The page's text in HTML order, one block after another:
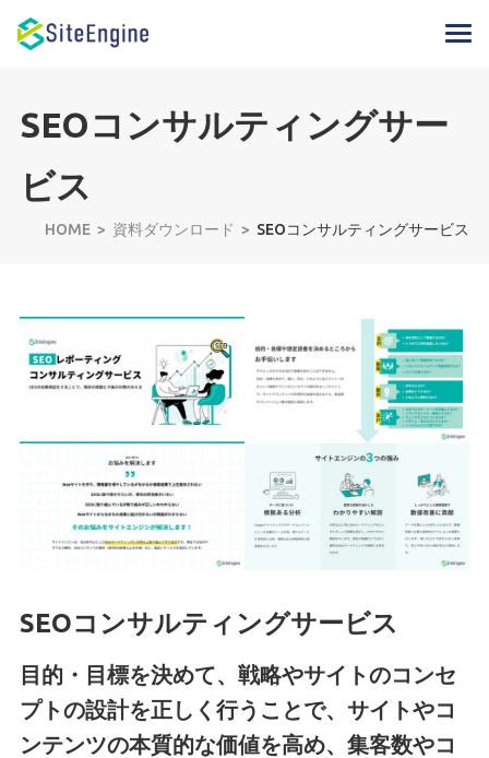
SEOコンサルティングサー
ビス
HOME 資料ダウンロード SEOコンサルティングサービス
SEOコンサルティングサービス
目的・目標を決めて、戦略やサイトのコンセ
プトの設計を正しく行うことで、サイトやコ
ンテンツの本質的な価値を高め、集客数やコ